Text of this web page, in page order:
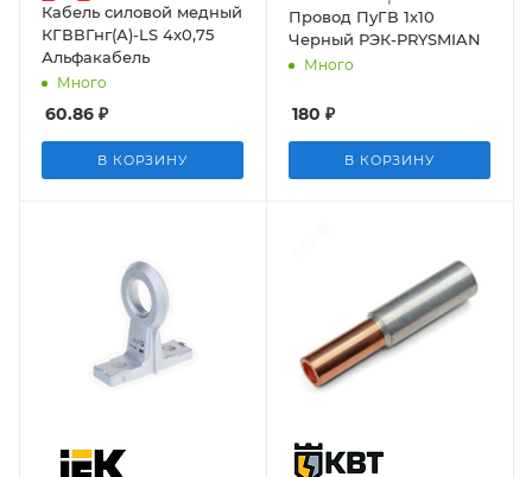
Кабель силовой медный
КГВВГнг(А)-LS 4x0,75
Альфакабель
Много
60.86 ₽
В КОРЗИНУ
Провод ПуГВ 1х10
Черный РЭК-PRYSMIAN
Много
180 ₽
В КОРЗИНУ